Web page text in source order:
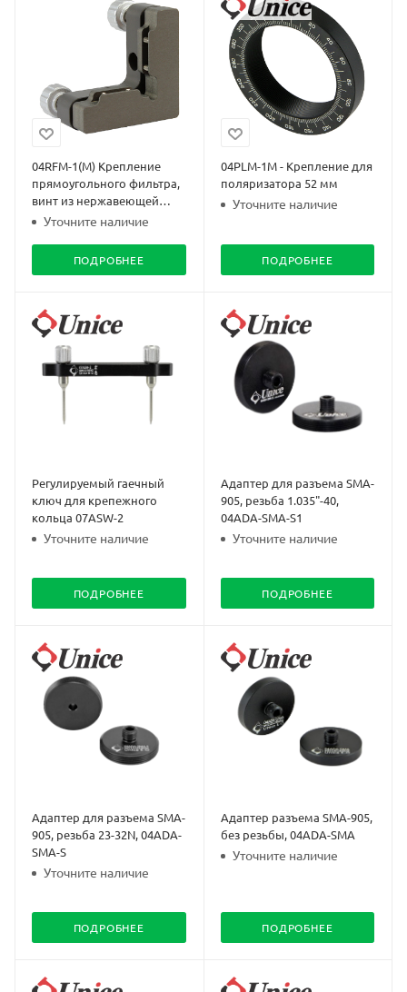
04RFM-1(M) Крепление
прямоугольного фильтра,
винт из нержавеющей
стали
Уточните наличие
ПОДРОБНЕЕ
04PLM-1M - Крепление для
поляризатора 52 мм
Уточните наличие
ПОДРОБНЕЕ
Регулируемый гаечный
ключ для крепежного
кольца 07ASW-2
Уточните наличие
ПОДРОБНЕЕ
Адаптер для разъема SMA-
905, резьба 1.035"-40,
04ADA-SMA-S1
Уточните наличие
ПОДРОБНЕЕ
Адаптер для разъема SMA-
905, резьба 23-32N, 04ADA-
SMA-S
Уточните наличие
ПОДРОБНЕЕ
Адаптер разъема SMA-905,
без резьбы, 04ADA-SMA
Уточните наличие
ПОДРОБНЕЕ